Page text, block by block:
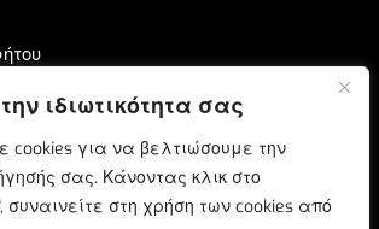
ιδιωτικότητα σας
cookies για να βελτιώσουμε την
σας. Κάνοντας κλικ στο
συναινείτε στη χρήση των cookies από